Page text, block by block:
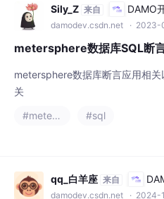
Sily_Z 来自 DAMO
damodev.csdn.net · 2023-
metersphere数据库SQL断
metersphere数据库断言应用相关
关
#metersphere
#sql
qq_白羊座 来自
damodev.csdn.net · 2024-